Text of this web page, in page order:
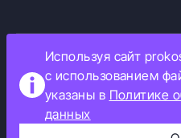
Политика обработки
Как мы используем
Информация об
Используя сайт
с использованием
указаны в Политике
данных